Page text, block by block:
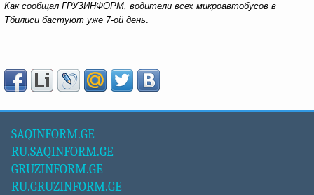
Как сообщал ГРУЗИНФОРМ, водители всех микроавтобусов в
Тбилиси бастуют уже 7-ой день.
SAQINFORM.GE
RU.SAQINFORM.GE
GRUZINFORM.GE
RU.GRUZINFORM.GE